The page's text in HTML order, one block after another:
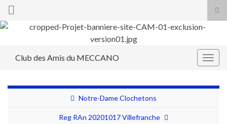
Search for:
Club des Amis du MECCANO
Notre-Dame Clochetons
Reg RAn 20201017 Villefranche